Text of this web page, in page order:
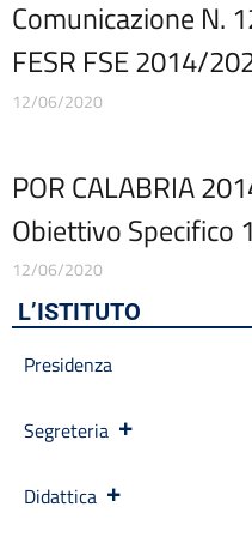
Codice disciplinare
Consulenti e collaboratori
Contatti
Contrattazione collettiva
Corsi
D.S.G.A.
Dirigente Scolastico
Dirigenza
Docenti
Dotazione organica
FAQ e VideoTutorial
Galleria
Home
Incarichi amministrativi di
Incarichi conferiti e
Comunicazione N.
FESR FSE 2014/
12/06/2020
POR CALABRIA
Obiettivo Specifico
12/06/2020
L’ISTITUTO
Presidenza
Segreteria
Didattica